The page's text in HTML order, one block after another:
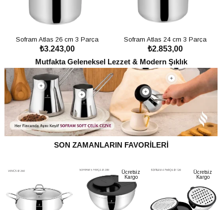
Sofram Atlas 26 cm 3 Parça
Buharda Pişirme Tencere Seti - 9,60
Litre
₺3.243,00
Sofram Atlas 24 cm 3 Parça
Buharda Pişirme Tencere Seti - 7,40
Litre
₺2.853,00
Ücretsiz
Kargo
₺5.319,00
Mutfakta Geleneksel Lezzet & Modern Şıklık
SON ZAMANLARIN FAVORİLERİ
Ücretsiz
Kargo
Ücretsiz
Kargo